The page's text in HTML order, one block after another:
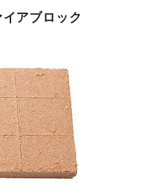
アブロック